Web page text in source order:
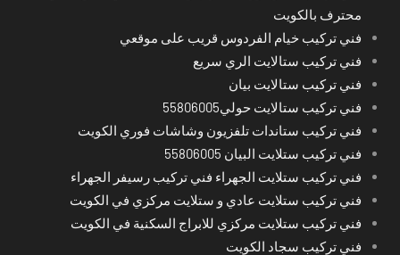
محترف بالكويت
فني تركيب خيام الفردوس قريب على موقعي
فني تركيب ستالايت الري سريع
فني تركيب ستالايت بيان
فني تركيب ستالايت حولي55806005
فني تركيب ستاندات تلفزيون وشاشات فوري الكويت
فني تركيب ستلايت البيان 55806005
فني تركيب ستلايت الجهراء فني تركيب رسيفر الجهراء
فني تركيب ستلايت عادي و ستلايت مركزي في الكويت
فني تركيب ستلايت مركزي للابراج السكنية في الكويت
فني تركيب سجاد الكويت